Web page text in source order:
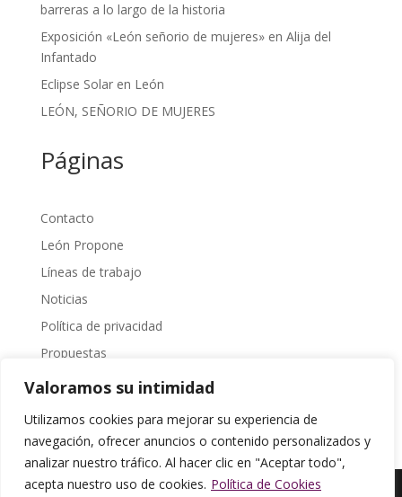
Valoramos su intimidad
Utilizamos cookies para mejorar su experiencia de
navegación, ofrecer anuncios o contenido personalizados y
analizar nuestro tráfico. Al hacer clic en "Aceptar todo",
acepta nuestro uso de cookies. Política de Cookies
barreras a lo largo de la historia
Exposición «León señorio de mujeres» en Alija del
Infantado
Eclipse Solar en León
LEÓN, SEÑORIO DE MUJERES
Páginas
Contacto
León Propone
Líneas de trabajo
Noticias
Política de privacidad
Propuestas
Sobre Nosotros